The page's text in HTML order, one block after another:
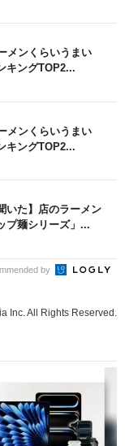
メンくらいうまい
キングTOP2...
メンくらいうまい
キングTOP2...
いた】店のラーメン
プ麺シリーズ」...
by
Inc. All Rights Reserved.